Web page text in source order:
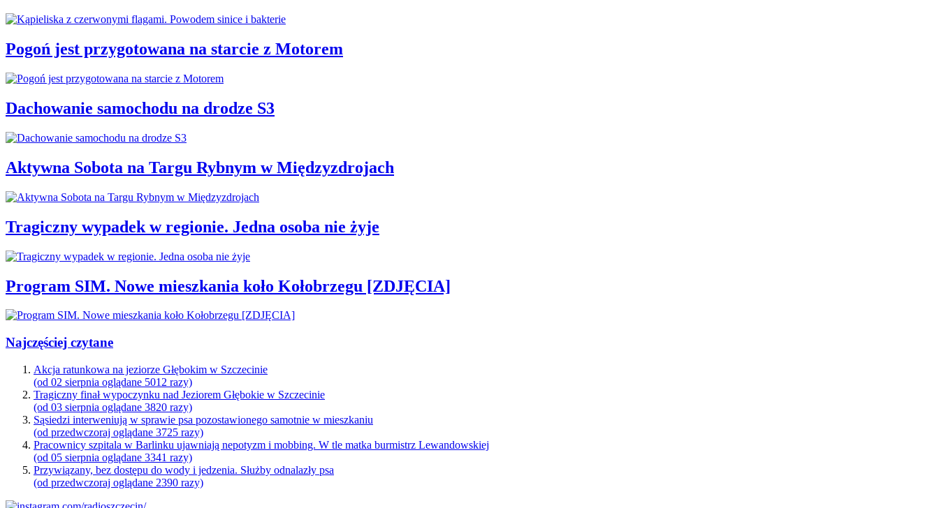
Pogoń jest przygotowana na starcie z Motorem
Dachowanie samochodu na drodze S3
Aktywna Sobota na Targu Rybnym w Międzyzdrojach
Tragiczny wypadek w regionie. Jedna osoba nie żyje
Program SIM. Nowe mieszkania koło Kołobrzegu [ZDJĘCIA]
Najczęściej czytane
Akcja ratunkowa na jeziorze Głębokim w Szczecinie
(od 02 sierpnia oglądane 5012 razy)
Tragiczny finał wypoczynku nad Jeziorem Głębokie w Szczecinie
(od 03 sierpnia oglądane 3820 razy)
Sąsiedzi interweniują w sprawie psa pozostawionego samotnie w mieszkaniu
(od przedwczoraj oglądane 3725 razy)
Pracownicy szpitala w Barlinku ujawniają nepotyzm i mobbing. W tle matka burmistrz Lewandowskiej
(od 05 sierpnia oglądane 3341 razy)
Przywiązany, bez dostępu do wody i jedzenia. Służby odnalazły psa
(od przedwczoraj oglądane 2390 razy)